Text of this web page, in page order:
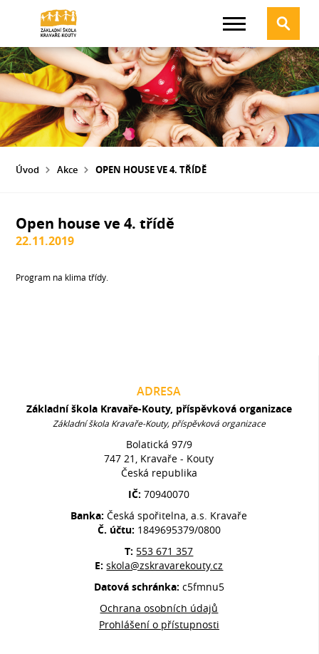
Úvod Akce OPEN HOUSE VE 4. TŘÍDĚ
Open house ve 4. třídě
22.11.2019
Program na klima třídy.
ADRESA
Základní škola Kravaře-Kouty, příspěvková organizace
Základní škola Kravaře-Kouty, příspěvková organizace
Bolatická 97/9
747 21, Kravaře - Kouty
Česká republika
IČ:70940070
Banka:Česká spořitelna, a.s. Kravaře
Č. účtu: 1849695379/0800
T: 553 671 357
E:skola@zskravarekouty.cz
Datová schránka: c5fmnu5
Ochrana osobních údajů
Prohlášení o přístupnosti